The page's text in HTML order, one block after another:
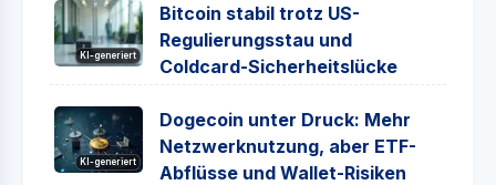
KI-generiert
Bitcoin stabil trotz US-
Regulierungsstau und
Coldcard-Sicherheitslücke
KI-generiert
Dogecoin unter Druck: Mehr
Netzwerknutzung, aber ETF-
Abflüsse und Wallet-Risiken